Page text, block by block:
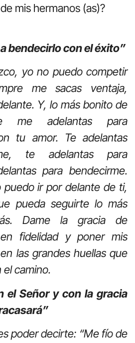
mis hermanos (as)?
bendecirlo con el éxito”
yo no puedo competir
me sacas ventaja,
Y, lo más bonito de
me adelantas para
tu amor. Te adelantas
te adelantas para
para bendecirme.
puedo ir por delante de ti,
pueda seguirte lo más
Dame la gracia de
fidelidad y poner mis
las grandes huellas que
el camino.
el Señor y con la gracia
poder decirte: “Me fío de